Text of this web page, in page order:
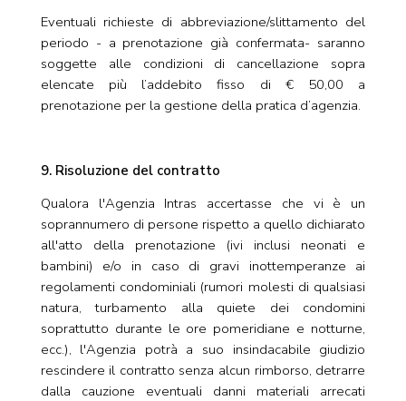
Eventuali richieste di abbreviazione/slittamento del
periodo - a prenotazione già confermata- saranno
soggette alle condizioni di cancellazione sopra
elencate più l’addebito fisso di € 50,00 a
prenotazione per la gestione della pratica d’agenzia.
9. Risoluzione del contratto
Qualora l'Agenzia Intras accertasse che vi è un
soprannumero di persone rispetto a quello dichiarato
all'atto della prenotazione (ivi inclusi neonati e
bambini) e/o in caso di gravi inottemperanze ai
regolamenti condominiali (rumori molesti di qualsiasi
natura, turbamento alla quiete dei condomini
soprattutto durante le ore pomeridiane e notturne,
ecc.), l'Agenzia potrà a suo insindacabile giudizio
rescindere il contratto senza alcun rimborso, detrarre
dalla cauzione eventuali danni materiali arrecati